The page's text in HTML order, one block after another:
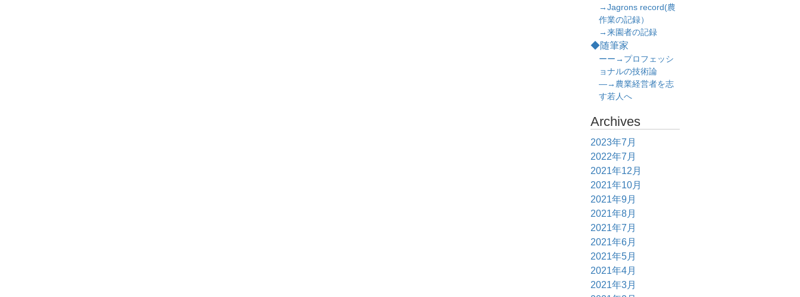
→Jagrons record(農
作業の記録）
→来園者の記録
◆随筆家
ーー→プロフェッシ
ョナルの技術論
―→農業経営者を志
す若人へ
Archives
2023年7月
2022年7月
2021年12月
2021年10月
2021年9月
2021年8月
2021年7月
2021年6月
2021年5月
2021年4月
2021年3月